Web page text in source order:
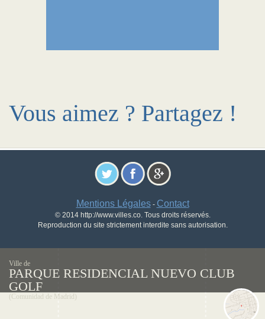
Vous aimez ? Partagez !
Mentions Légales- Contact
© 2014 http://www.villes.co. Tous droits réservés.
Reproduction du site strictement interdite sans autorisation.
Ville de
PARQUE RESIDENCIAL NUEVO CLUB
GOLF
(Comunidad de Madrid)